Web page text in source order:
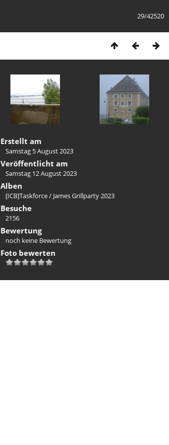
29/42520
Erstellt am
Samstag 5 August 2023
Veröffentlicht am
Samstag 12 August 2023
Alben
[ICB]Taskforce/ James Grillparty 2023
Besuche
2156
Bewertung
noch keine Bewertung
Foto bewerten